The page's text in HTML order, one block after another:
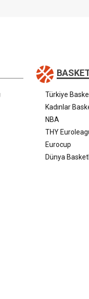
Türkiye
Kadınlar
NBA
THY
Eurocup
Dünya